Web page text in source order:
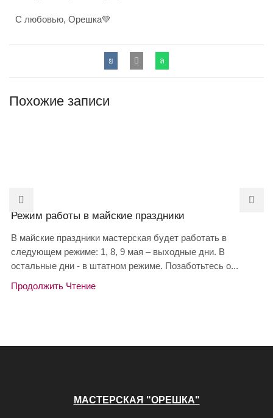
С любовью, Орешка💚
Похожие записи
Режим работы в майские праздники
В майские праздники мастерская будет работать в
следующем режиме: 1, 8, 9 мая – выходные дни. В
остальные дни - в штатном режиме. Позаботьтесь о...
Продолжить Чтение
МАСТЕРСКАЯ "ОРЕШКА"